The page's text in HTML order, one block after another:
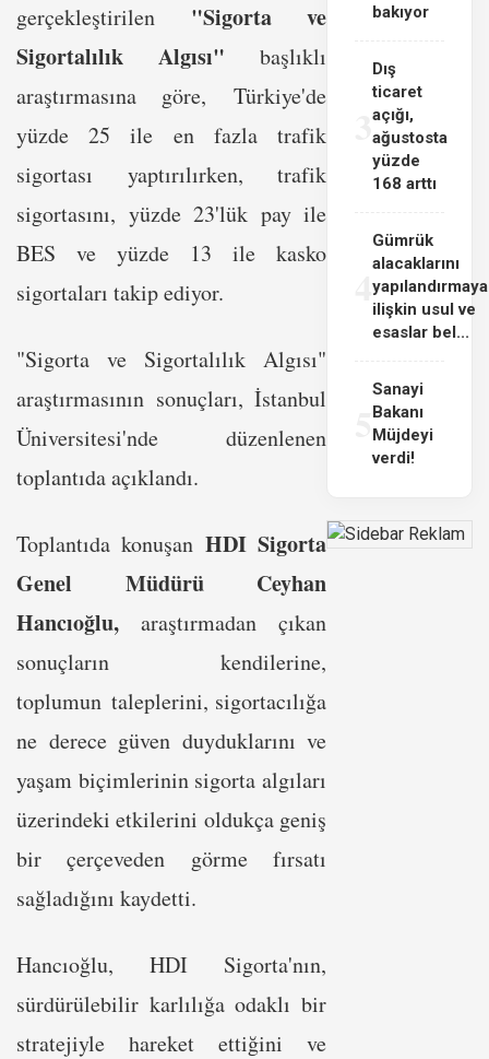
gerçekleştirilen "Sigorta ve
Sigortalılık Algısı" başlıklı
araştırmasına göre, Türkiye'de
yüzde 25 ile en fazla trafik
sigortası yaptırılırken, trafik
sigortasını, yüzde 23'lük pay ile
BES ve yüzde 13 ile kasko
sigortaları takip ediyor.
"Sigorta ve Sigortalılık Algısı"
araştırmasının sonuçları, İstanbul
Üniversitesi'nde düzenlenen
toplantıda açıklandı.
Toplantıda konuşan HDI Sigorta
Genel Müdürü Ceyhan
Hancıoğlu, araştırmadan çıkan
sonuçların kendilerine,
toplumun taleplerini, sigortacılığa
ne derece güven duyduklarını ve
yaşam biçimlerinin sigorta algıları
üzerindeki etkilerini oldukça geniş
bir çerçeveden görme fırsatı
sağladığını kaydetti.
Hancıoğlu, HDI Sigorta'nın,
sürdürülebilir karlılığa odaklı bir
stratejiyle hareket ettiğini ve
bakıyor
3
Dış
ticaret
açığı,
ağustosta
yüzde
168 arttı
4
Gümrük
alacaklarını
yapılandırmaya
ilişkin usul ve
esaslar bel...
Sanayi
Bakanı
Müjdeyi
verdi!